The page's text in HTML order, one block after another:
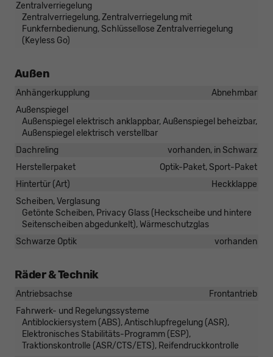
Zentralverriegelung
Zentralverriegelung, Zentralverriegelung mit
Funkfernbedienung, Schlüssellose Zentralverriegelung
(Keyless Go)
Außen
Anhängerkupplung
Abnehmbar
Außenspiegel
Außenspiegel elektrisch anklappbar, Außenspiegel beheizbar,
Außenspiegel elektrisch verstellbar
Dachreling
vorhanden, in Schwarz
Herstellerpaket
Optik-Paket, Sport-Paket
Hintertür (Art)
Heckklappe
Scheiben, Verglasung
Getönte Scheiben, Privacy Glass (Heckscheibe und hintere
Seitenscheiben abgedunkelt), Wärmeschutzglas
Schwarze Optik
vorhanden
Räder & Technik
Antriebsachse
Frontantrieb
Fahrwerk- und Regelungssysteme
Antiblockiersystem (ABS), Antischlupfregelung (ASR),
Elektronisches Stabilitäts-Programm (ESP),
Traktionskontrolle (ASR/CTS/ETS), Reifendruckkontrolle